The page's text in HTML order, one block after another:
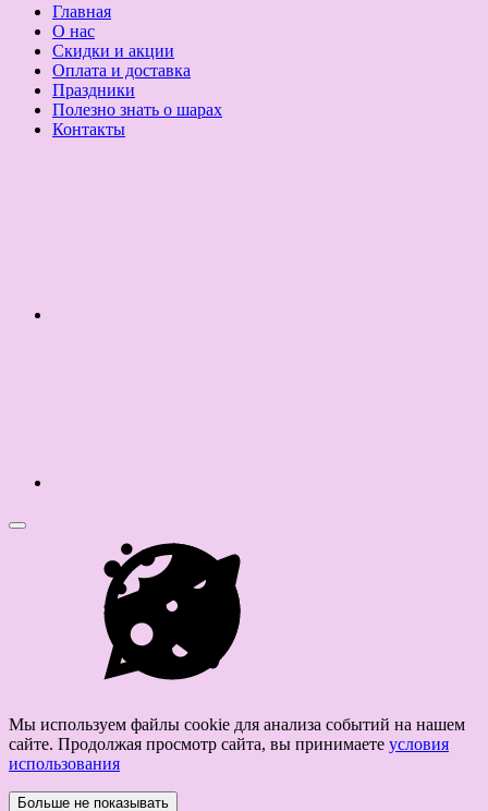
Главная
О нас
Скидки и акции
Оплата и доставка
Праздники
Полезно знать о шарах
Контакты
Мы используем файлы cookie для анализа событий на нашем
сайте. Продолжая просмотр сайта, вы принимаете условия
использования
Больше не показывать